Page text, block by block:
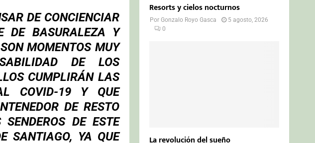
DE CONCIENCIAR
DE BASURALEZA Y
MOMENTOS MUY
DE LOS
CUMPLIRÁN LAS
COVID-19 Y QUE
DE RESTO
DE ESTE
SANTIAGO, YA QUE
Resorts y cielos nocturnos
PorGonzalo Royo Gasca
5 agosto, 2026
0
La revolución del sueño